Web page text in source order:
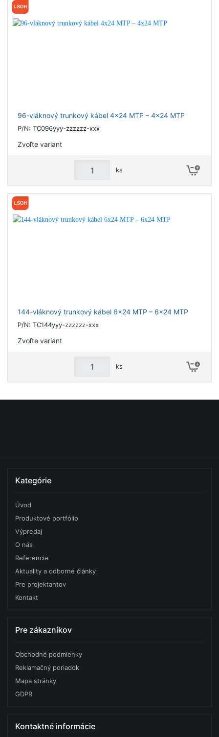
96-vláknový trunkový kábel 4x24 MTP – 4x24 MTP
P/N: TC096yyy-zzzzzz-xxx
Zvoľte variant
ks
144-vláknový trunkový kábel 6x24 MTP – 6x24 MTP
P/N: TC144yyy-zzzzzz-xxx
Zvoľte variant
ks
Kategórie
Úvod
Produktové portfólio
Výpredaj
O nás
Referencie
Aktuality a odborné články
Pre projektantov
Kontakt
Pre zákazníkov
Obchodné podmienky
Reklamačný poriadok
Mapa stránky
GDPR
Kontaktné informácie